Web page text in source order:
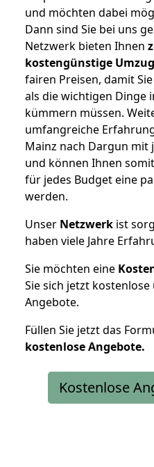
und möchten dabei
Dann sind Sie bei uns
Netzwerk bieten Ihnen
kostengünstige
fairen Preisen, damit
als die wichtigen Dinge
kümmern müssen.
umfangreiche
Mainz nach Dargun
und können Ihnen
für jedes Budget eine
werden.
Unser Netzwerk ist
haben viele Jahre
Sie möchten eine
Sie sich jetzt
Angebote.
Füllen Sie jetzt das
kostenloseAngebote.
Kostenlose